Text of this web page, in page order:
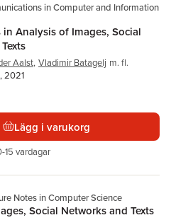
in Computer and Information
in Analysis of Images, Social
Aalst, Vladimir Batagelj m. fl.
2021
Lägg i varukorg
15 vardagar
Notes in Computer Science
Social Networks and Texts